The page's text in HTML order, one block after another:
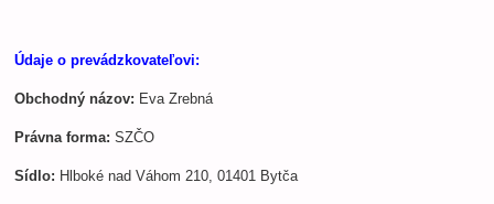
Údaje o prevádzkovateľovi:
Obchodný názov: Eva Zrebná
Právna forma: SZČO
Sídlo: Hlboké nad Váhom 210, 01401 Bytča